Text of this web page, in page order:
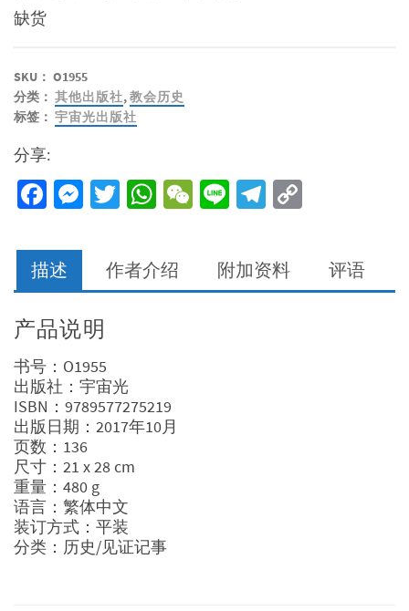
缺货
SKU： O1955
分类： 其他出版社,教会历史
标签： 宇宙光出版社
分享:
Facebook
Messenger
Twitter
WhatsApp
WeChat
LineTelegram
描述 作者介绍 附加资料 评语
产品说明
书号：O1955
出版社：宇宙光
ISBN：9789577275219
出版日期：2017年10月
页数：136
尺寸：21 x 28 cm
重量：480 g
语言：繁体中文
装订方式：平装
分类：历史/见证记事